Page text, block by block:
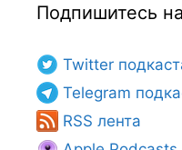
Подпишитесь
Twitter
Telegram
RSS лента